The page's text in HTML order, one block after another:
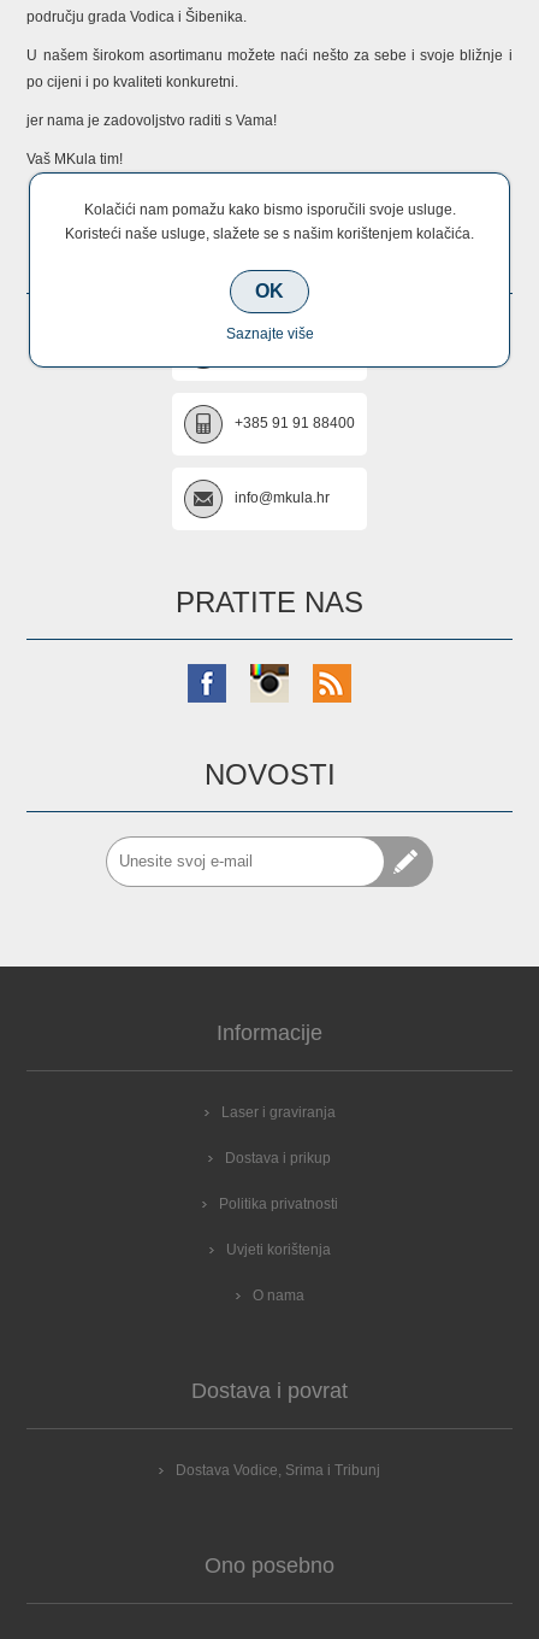
području grada Vodica i Šibenika.
U našem širokom asortimanu možete naći nešto za sebe i svoje bližnje i
po cijeni i po kvaliteti konkuretni.
jer nama je zadovoljstvo raditi s Vama!
Vaš MKula tim!
+385 91 91 88400
info@mkula.hr
PRATITE NAS
NOVOSTI
Informacije
Laser i graviranja
Dostava i prikup
Politika privatnosti
Uvjeti korištenja
O nama
Dostava i povrat
Dostava Vodice, Srima i Tribunj
Ono posebno
Kolačići nam pomažu kako bismo isporučili svoje usluge.
Koristeći naše usluge, slažete se s našim korištenjem kolačića.
OK
Saznajte više